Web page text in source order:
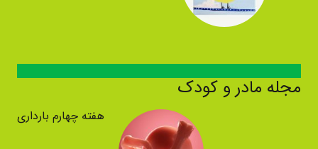
مجله مادر و کودک
هفته چهارم بارداری